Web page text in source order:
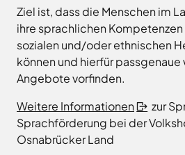
Ziel ist, dass die Menschen im
ihre sprachlichen
sozialen und/oder ethnischen
können und hierfür passgenaue
Angebote vorfinden.
Weitere Informationen
zur
Sprachförderung bei der
Osnabrücker Land
Stiftung
Lauter
Tourismusgesellschaft
Osnabrücker
Land
GmbH
Landkreis
Osnabrück
Volkshochschule
Kreisverwaltung
Karte
aufrufen
Bersenbrück
Bissendorf
Bohmte
Bramsche
Dissen
Fürstenau
Georgsmarienhütte